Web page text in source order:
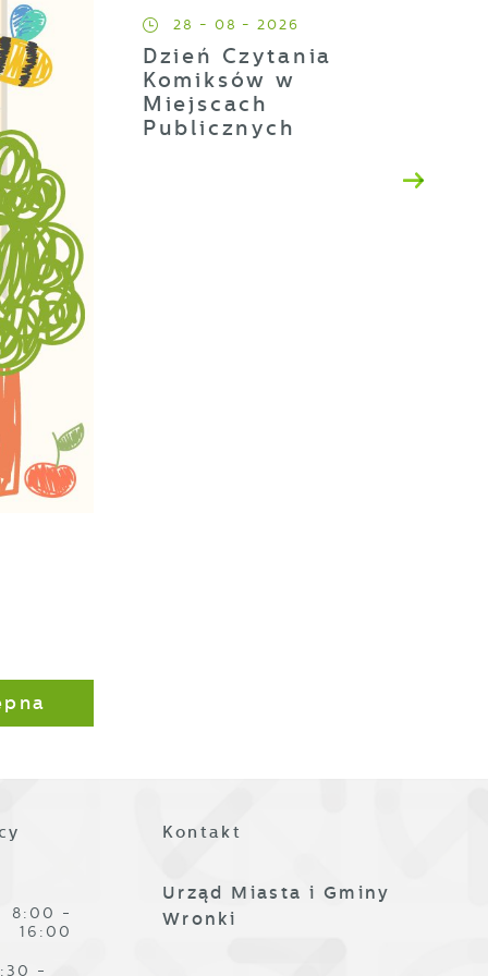
28 - 08 - 2026
Dzień Czytania
Komiksów w
Miejscach
Publicznych
8:00 -
16:00
-
Kontakt
Urząd Miasta i Gminy
Wronki